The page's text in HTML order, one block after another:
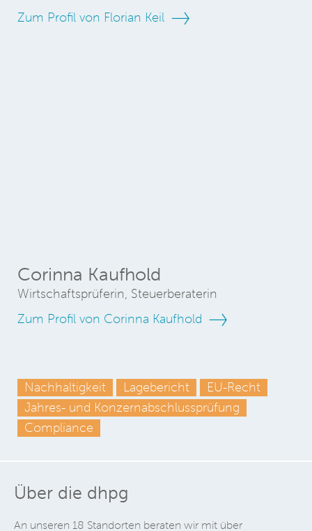
Zum Profil von Florian Keil
Corinna Kaufhold
Wirtschaftsprüferin, Steuerberaterin
Zum Profil von Corinna Kaufhold
Nachhaltigkeit Lagebericht
EU-Recht
Jahres- und Konzernabschlussprüfung
Compliance
Über die dhpg
An unseren 18 Standorten beraten wir mit über